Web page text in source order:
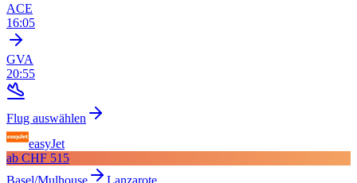
ACE
16:05
GVA
20:55
Flug auswählen
easyJet
ab CHF 515
Basel/Mulhouse
Lanzarote